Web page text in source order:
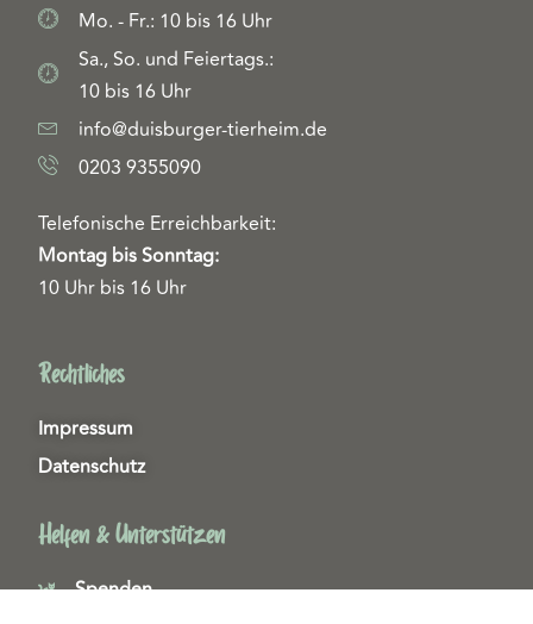
Mo. - Fr.: 10 bis 16 Uhr
Sa., So. und Feiertags.:
10 bis 16 Uhr
info@duisburger-tierheim.de
0203 9355090
Telefonische Erreichbarkeit:
Montag bis Sonntag:
10 Uhr bis 16 Uhr
Rechtliches
Impressum
Datenschutz
Helfen & Unterstützen
Spenden